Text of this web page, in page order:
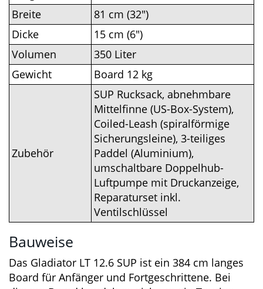
maximales
Paddlergewicht
ca. 120 kg
Länge
384 cm (12’6″)
Breite
81 cm (32″)
15 cm (6″)
350 Liter
Board 12 kg
SUP Rucksack, abnehmbare
Mittelfinne (US-Box-System),
Coiled-Leash (spiralförmige
Sicherungsleine), 3-teiliges
Paddel (Aluminium),
umschaltbare Doppelhub-
Reparaturset inkl.
Ventilschlüssel